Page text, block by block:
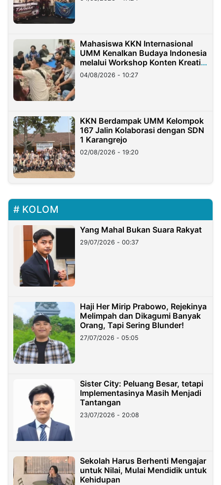
Mahasiswa KKN Internasional
UMM Kenalkan Budaya Indonesia
melalui Workshop Konten Kreatif
di Taiwan
04/08/2026 - 10:27
KKN Berdampak UMM Kelompok
167 Jalin Kolaborasi dengan SDN
1 Karangrejo
02/08/2026 - 19:20
KOLOM
Yang Mahal Bukan Suara Rakyat
29/07/2026 - 00:37
Haji Her Mirip Prabowo, Rejekinya
Melimpah dan Dikagumi Banyak
Orang, Tapi Sering Blunder!
27/07/2026 - 05:05
Sister City: Peluang Besar, tetapi
Implementasinya Masih Menjadi
Tantangan
23/07/2026 - 20:08
Sekolah Harus Berhenti Mengajar
untuk Nilai, Mulai Mendidik untuk
Kehidupan